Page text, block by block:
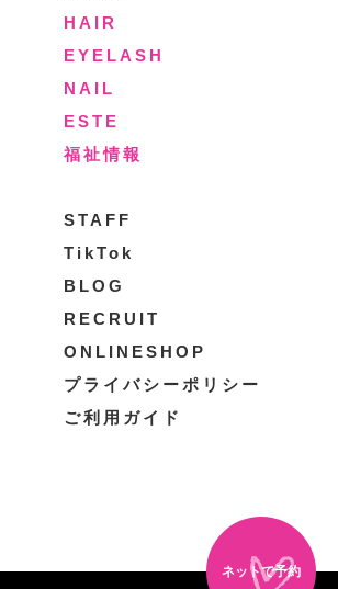
ネットで予約
HAIR
EYELASH
NAIL
ESTE
福祉情報
STAFF
TikTok
BLOG
RECRUIT
ONLINESHOP
プライバシーポリシー
ご利用ガイド